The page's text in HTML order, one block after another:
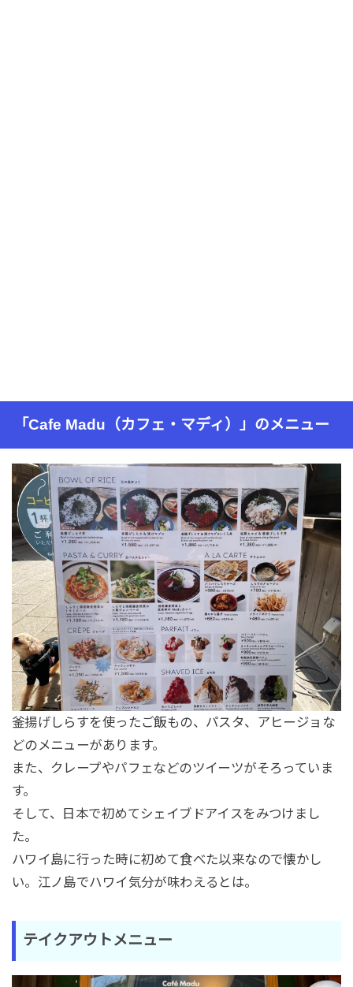
「Cafe Madu（カフェ・マディ）」のメニュー
釜揚げしらすを使ったご飯もの、パスタ、アヒージョな
どのメニューがあります。
また、クレープやパフェなどのツイーツがそろっていま
す。
そして、日本で初めてシェイブドアイスをみつけまし
た。
ハワイ島に行った時に初めて食べた以来なので懐かし
い。江ノ島でハワイ気分が味わえるとは。
テイクアウトメニュー